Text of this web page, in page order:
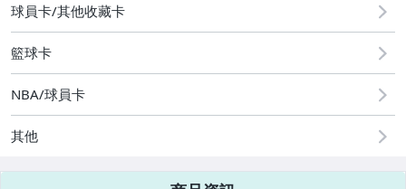
球員卡/其他收藏卡
籃球卡
NBA/球員卡
其他